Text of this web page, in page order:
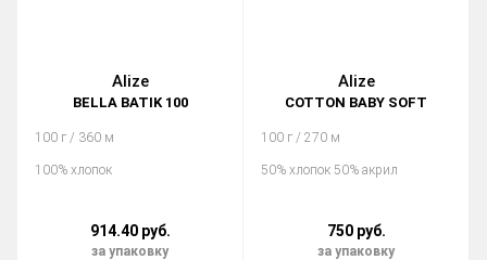
Alize
BELLA BATIK 100
100 г / 360 м
100% хлопок
914.40 руб.
за упаковку
Alize
COTTON BABY SOFT
100 г / 270 м
50% хлопок 50% акрил
750 руб.
за упаковку